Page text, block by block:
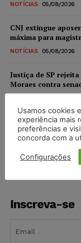
NOTÍCIAS 05/08/2026
CNJ extingue
máxima para
NOTÍCIAS 05/08/2026
Justiça de SP
Moraes contra
Conselho Nacional
juíza Gabriela
Inscreva-se
Usamos cookies
experiência mais
preferências e
concorda com a
Configurações